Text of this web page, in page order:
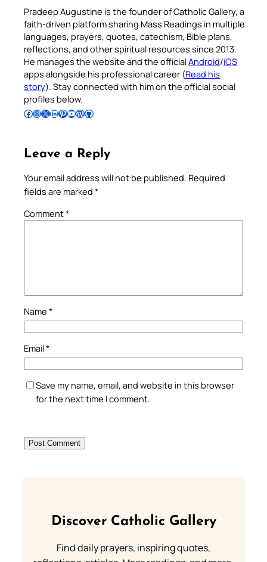
Pradeep Augustine is the founder of Catholic Gallery, a
faith-driven platform sharing Mass Readings in multiple
languages, prayers, quotes, catechism, Bible plans,
reflections, and other spiritual resources since 2013.
He manages the website and the officialAndroid/iOS
apps alongside his professional career (Read his
story). Stay connected with him on the official social
profiles below.
Follow Pradeep on Facebook Follow Pradeep on InstagramFollow Pradeep on X Follow Pradeep on LinkedIn Follow Pradeep on Pinterest Subscribe to Pradeep’s Youtube Channel Follow Pradeep on WordPress Follow Pradeep on GitHub
Leave a Reply
Your email address will not be published. Required
fields are marked *
Comment*
Name *
Email*
Save my name, email, and website in this browser
for the next time I comment.
Discover Catholic Gallery
Find daily prayers, inspiring quotes,